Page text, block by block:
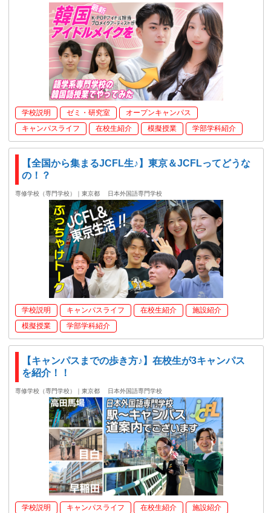
学校説明 ゼミ・研究室
オープンキャンパス
キャンパスライフ
在校生紹介 模擬授業 学部学科紹介
【全国から集まるJCFL生♪】東京＆JCFLってどうな
の！？
専修学校（専門学校）｜東京都 日本外国語専門学校
学校説明 キャンパスライフ 在校生紹介
施設紹介
模擬授業
学部学科紹介
【キャンパスまでの歩き方♪】在校生が3キャンパス
を紹介！！
専修学校（専門学校）｜東京都 日本外国語専門学校
学校説明 キャンパスライフ 在校生紹介
施設紹介